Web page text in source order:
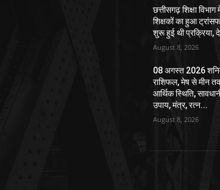
छत्तीसगढ़ शिक्षा
शिक्षकों का हुआ
शुरू हुई थी प्रक्रिया,
August 8, 2026
08 अगस्त 2026
राशिफल, मेष से मीन
आर्थिक स्थिति,
उपाय, मंत्र, रत्न...
August 8, 2026